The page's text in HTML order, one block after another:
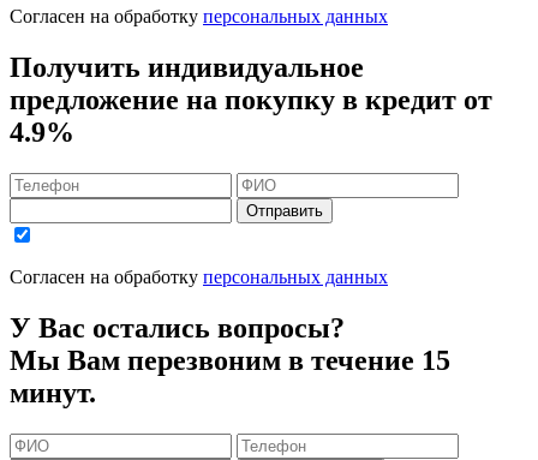
Согласен на обработку персональных данных
Получить индивидуальное
предложение на покупку в кредит от
4.9%
Отправить
Согласен на обработку персональных данных
У Вас остались вопросы?
Мы Вам перезвоним в течение 15
минут.